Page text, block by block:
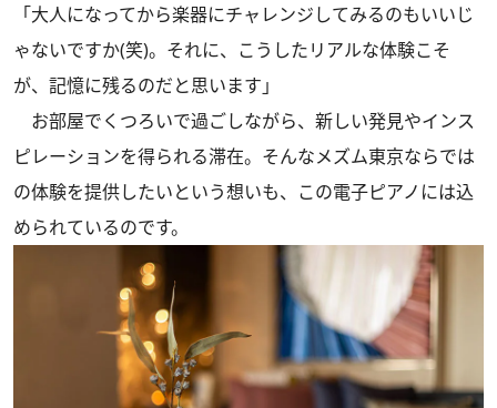
「大人になってから楽器にチャレンジしてみるのもいいじ
ゃないですか(笑)。それに、こうしたリアルな体験こそ
が、記憶に残るのだと思います」
お部屋でくつろいで過ごしながら、新しい発見やインス
ピレーションを得られる滞在。そんなメズム東京ならでは
の体験を提供したいという想いも、この電子ピアノには込
められているのです。